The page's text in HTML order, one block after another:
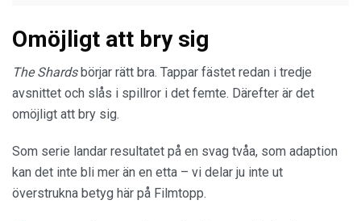
Omöjligt att bry sig
The Shardsbörjar rätt bra. Tappar fästet redan i tredje
avsnittet och slås i spillror i det femte. Därefter är det
omöjligt att bry sig.
Som serie landar resultatet på en svag tvåa, som adaption
kan det inte bli mer än en etta – vi delar ju inte ut
överstrukna betyg här på Filmtopp.